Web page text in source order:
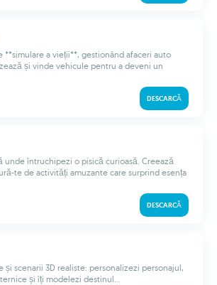
a vieții**, gestionând afaceri auto
și vinde vehicule pentru a deveni un
DESCARCĂ
unde întruchipezi o pisică curioasă. Creează
te de activități amuzante care surprind esența
DESCARCĂ
scenarii 3D realiste: personalizezi personajul,
și îți modelezi destinul...